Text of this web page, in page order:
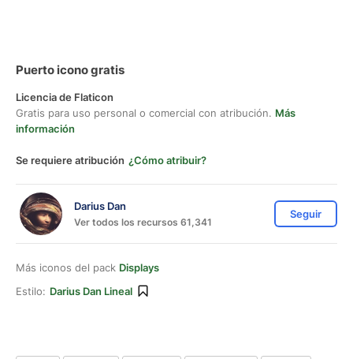
Puerto icono gratis
Licencia de Flaticon
Gratis para uso personal o comercial con atribución. Más
información
Se requiere atribución ¿Cómo atribuir?
Darius Dan
Ver todos los recursos 61,341
Seguir
Más iconos del pack Displays
Estilo: Darius Dan Lineal